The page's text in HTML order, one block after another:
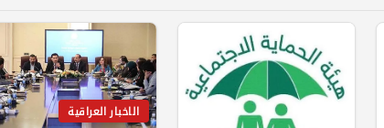
الاخبار العراقية